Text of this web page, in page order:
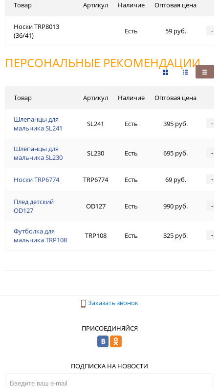
Товар
Носки TRP8013
(36/41)
Артикул Наличие Оптовая цена
Есть 59 руб. -
ПЕРСОНАЛЬНЫЕ РЕКОМЕНДАЦИИ
Товар
Шлепанцы для
мальчика SL241
Шлёпанцы для
мальчика SL230
Носки TRP6774
Плед детский
OD127
Футболка для
мальчика TRP108
Артикул Наличие Оптовая цена
SL241 Есть 395 руб. -
SL230 Есть 695 руб. -
TRP6774 Есть 69 руб. -
OD127 Есть 990 руб. -
TRP108 Есть 325 руб. -
Заказать звонок
ПРИСОЕДИНЯЙСЯ
ПОДПИСКА НА НОВОСТИ